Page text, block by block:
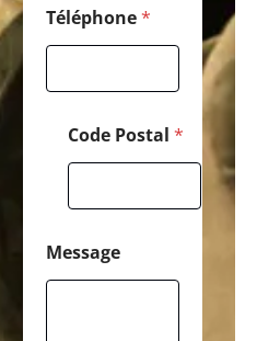
Téléphone*
Code Postal *
Message